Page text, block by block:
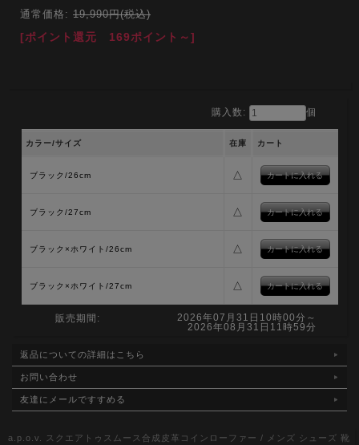
通常価格: 19,990円(税込)
[ポイント還元 169ポイント～]
購入数: 個
カラー/サイズ 在庫 カート
ブラック/26cm △
ブラック/27cm △
ブラック×ホワイト/26cm △
ブラック×ホワイト/27cm △
販売期間:
2026年07月31日10時00分～
2026年08月31日11時59分
返品についての詳細はこちら
お問い合わせ
友達にメールですすめる
a.p.o.v. スクエアトゥスムース合成皮革コインローファー / メンズ シューズ 靴